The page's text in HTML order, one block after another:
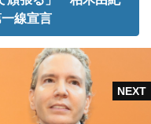
一線宣言